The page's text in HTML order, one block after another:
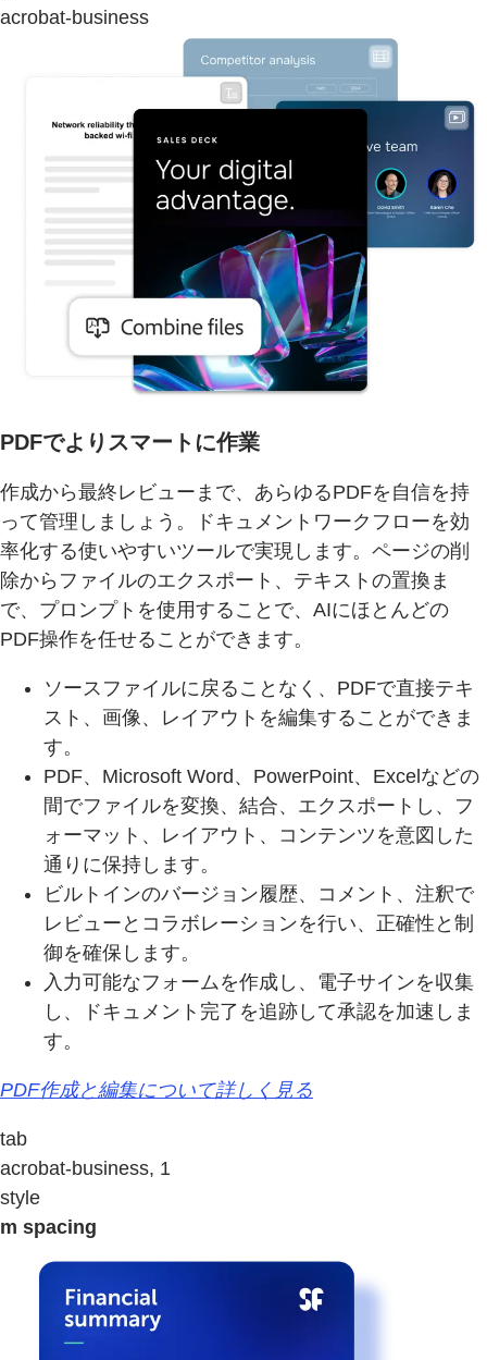
acrobat-business
PDFでよりスマートに作業
作成から最終レビューまで、あらゆるPDFを自信を持
って管理しましょう。ドキュメントワークフローを効
率化する使いやすいツールで実現します。ページの削
除からファイルのエクスポート、テキストの置換ま
で、プロンプトを使用することで、AIにほとんどの
PDF操作を任せることができます。
ソースファイルに戻ることなく、PDFで直接テキ
スト、画像、レイアウトを編集することができま
す。
PDF、Microsoft Word、PowerPoint、Excelなどの
間でファイルを変換、結合、エクスポートし、フ
ォーマット、レイアウト、コンテンツを意図した
通りに保持します。
ビルトインのバージョン履歴、コメント、注釈で
レビューとコラボレーションを行い、正確性と制
御を確保します。
入力可能なフォームを作成し、電子サインを収集
し、ドキュメント完了を追跡して承認を加速しま
す。
PDF作成と編集について詳しく見る
tab
acrobat-business, 1
style
m spacing